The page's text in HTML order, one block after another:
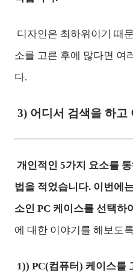
디자인은 최하위이기 때
소를 고른 후에 많다면 여
다.
3) 어디서 검색을 하고
개인적인 5가지 요소를
법을 적었습니다. 이번에
소인 PC 케이스를 선택하
에 대한 이야기를 해보도
1)) PC(컴퓨터) 케이스를